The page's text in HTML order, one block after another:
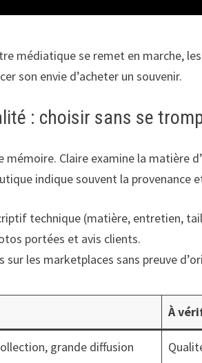
médiatique se remet en marche,
son envie d’acheter un souvenir.
: choisir sans se
mémoire. Claire examine la matière
indique souvent la provenance
technique (matière, entretien,
portées et avis clients.
les marketplaces sans preuve
À
grande diffusion